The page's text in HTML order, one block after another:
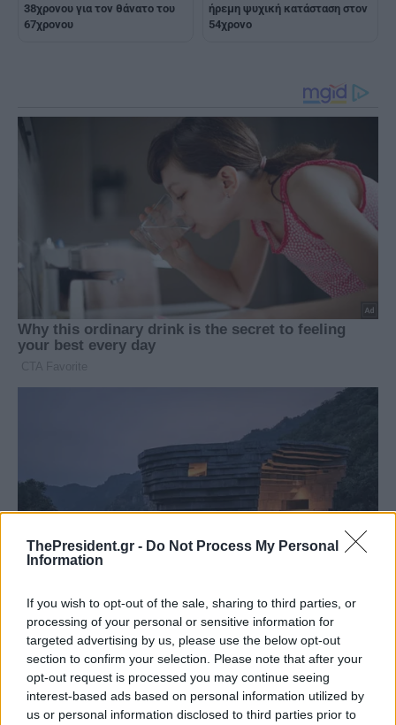
ThePresident.gr - Do Not Process My Personal
Information
If you wish to opt-out of the sale, sharing to third parties, or
processing of your personal or sensitive information for
targeted advertising by us, please use the below opt-out
section to confirm your selection. Please note that after your
opt-out request is processed you may continue seeing
interest-based ads based on personal information utilized by
us or personal information disclosed to third parties prior to
38χρονου για τον θάνατο του
67χρονου
ήρεμη ψυχική κατάσταση στον
54χρονο